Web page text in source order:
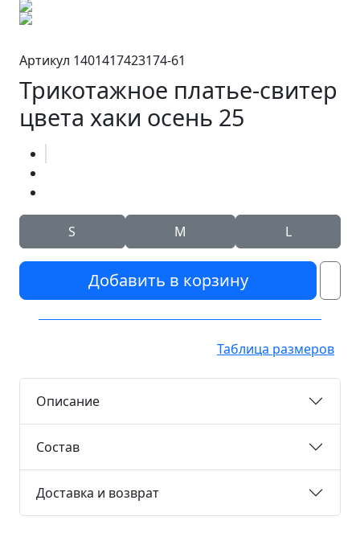
Артикул 1401417423174-61
Трикотажное платье-свитер
цвета хаки осень 25
S M L
Добавить в корзину
Таблица размеров
Описание
Состав
Доставка и возврат